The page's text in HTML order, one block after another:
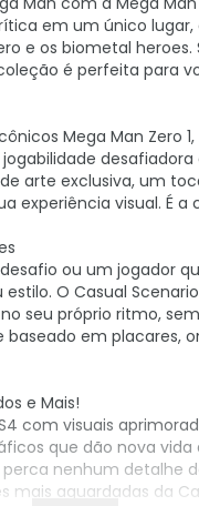
em um único
e os biometal
é perfeita para
Mega Man Zero
desafiadora
arte exclusiva, um
experiência visual. É
ou um jogador
O Casual
seu próprio ritmo,
em placares,
e Mais!
com visuais
que dão nova
nenhum detalhe
aguardadas da